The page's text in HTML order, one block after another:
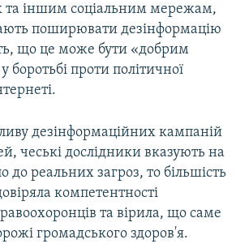
та іншим соціальним мережам,
поширювати дезінформацію
що це може бути «добрим
проти політичної
дезінформаційних кампаній
чеські дослідники вказують на
до реальних загроз, то більшість
компетентності
та вірила, що саме
громадського здоров'я.